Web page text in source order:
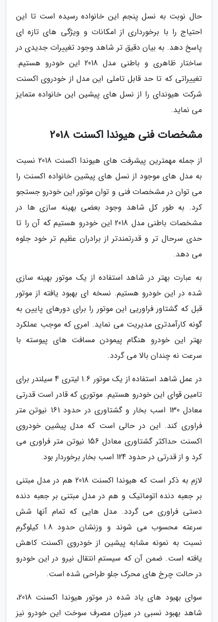
حال نوبت به نسل پنجم این خانواده رسیده است تا این
احتیاج را با برخورداری از امکانات و ویژگی های تازه ای
پاسخ دهد. به بیان دقیق تر شاهد وجود تغییرات جدیدی در
ساختار ظاهری و باطنی مدل 2018 این خودرو هستیم.
تغییراتی که تا حد قابل تاملی این مدل از خودروی اکسنت
شرکت هیوندای را از نسل های پیشین این خانواده متمایز
می نماید.
مشخصات فنی هیوندا اکسنت 2018
از جمله مهمترین پیشرفت های هیوندا اکسنت 2018 نسبت
به مدل های موجود از نسل های پیشین خانواده اکسنت را
می توان در مشخصات فنی و توان موتور این خودرو جستجو
کرد. به طور کل شاهد وجود بعضی بهینه سازی ها در
مشخصات باطنی مدل 2018 این خودرو هستیم که آن را تا
حدی سرحال تر و قدرتمندتر از برادران عظیم تر خود جلوه
می دهد.
به عبارت بهتر در شاهد استفاده از یک موتور بهینه سازی
شده در این خودرو هستیم. نسخه ای بهبود یافته از موتور
قبل که گشتاور فراوریی این موتور را برای دورهای پایین به
گونه کارآمدتری مدیریت می نماید. امری که موجب عملکرد
بهتر این خودرو هنگام پیمودن مسافت های پیوسته با
سرعت نه چندان بالا می گردد.
در عمل شاهد استفاده از یک موتور 1.6 لیتری 4 سیلندر برای
تامین قوای این خودرو هستیم. موتوری که قادر است قدرتی
معادل 130 اسب بخار و گشتاوری در حدود 161 نیوتن متر
فراوری کند. این در حالی است که مدل پیشین خودروی
اکسنت حداکثر گشتاوری معادل 156 نیوتن متر فراوری می
کرد و از قدرتی در حدود 124 اسب بخار برخوردار بود.
لازم به ذکر است که هیوندا اکسنت 2018 هم در مدل مبتنی
بر جعبه دنده اتوماتیک و هم در مدل مبتنی بر جعبه دنده
دستی فراوری می گردد. مدل هایی که تمام آنها شش
سرعته محسوب می شوند و وزنشان حدود 1.8 کیلوگرم
نسبت به نمونه مشابه پیشین از خودروی اکسنت کاهش
یافته است. ضمن آن که سیستم انتقال نیرو در این خودرو
در حالت چرخ های محرک جلو طراحی شده است.
سوای بهبود های یاد شده در موتور هیوندا اکسنت 2018،
شاهد بهبود نسبی در میزان مصرف سوخت این خودرو نیز